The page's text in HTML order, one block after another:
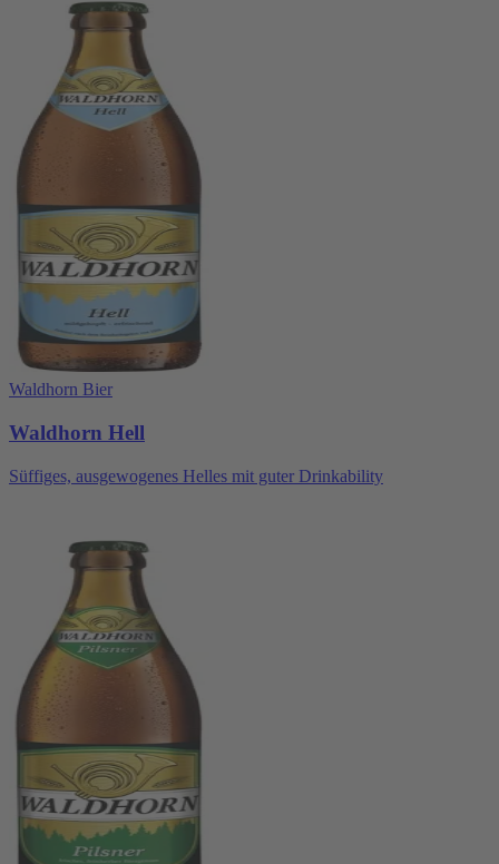
Waldhorn Bier
Waldhorn Hell
Süffiges, ausgewogenes Helles mit guter Drinkability